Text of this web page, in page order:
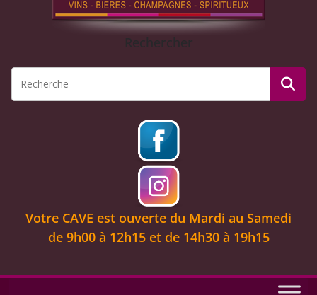
Rechercher
Votre CAVE est ouverte du Mardi au Samedi
de 9h00 à 12h15 et de 14h30 à 19h15